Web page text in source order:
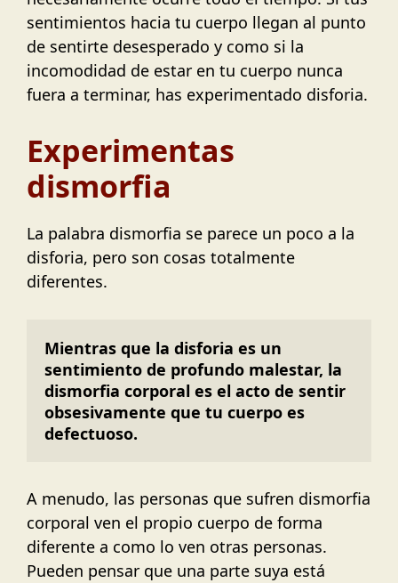
sentimientos hacia tu cuerpo llegan al punto
de sentirte desesperado y como si la
incomodidad de estar en tu cuerpo nunca
fuera a terminar, has experimentado disforia.
Experimentas
dismorfia
La palabra dismorfia se parece un poco a la
disforia, pero son cosas totalmente
diferentes.
Mientras que la disforia es un
sentimiento de profundo malestar, la
dismorfia corporal es el acto de sentir
obsesivamente que tu cuerpo es
defectuoso.
A menudo, las personas que sufren dismorfia
corporal ven el propio cuerpo de forma
diferente a como lo ven otras personas.
Pueden pensar que una parte suya está